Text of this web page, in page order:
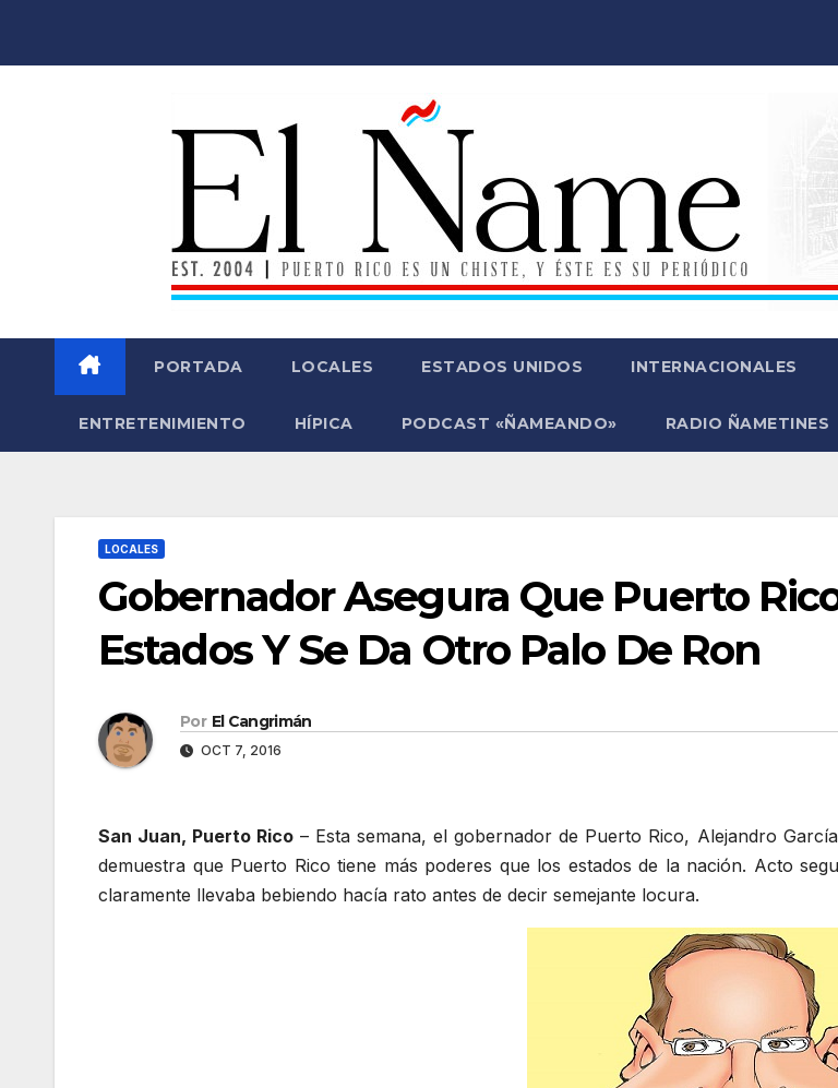
PORTADA LOCALES ESTADOS UNIDOS INTERNACIONALES
ENTRETENIMIENTO HÍPICA PODCAST «ÑAMEANDO» RADIO ÑAMETINES
LOCALES
Gobernador Asegura Que Puerto
Estados Y Se Da Otro Palo De Ron
Por El Cangrimán
OCT 7, 2016
San Juan, Puerto Rico – Esta semana, el gobernador de Puerto Rico, Alejandro
demuestra que Puerto Rico tiene más poderes que los estados de la nación. Acto
claramente llevaba bebiendo hacía rato antes de decir semejante locura.